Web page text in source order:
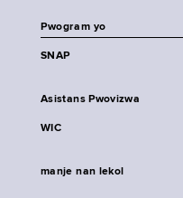
Pwogram yo
SNAP
Asistans Pwovizwa
WIC
manje nan lekol